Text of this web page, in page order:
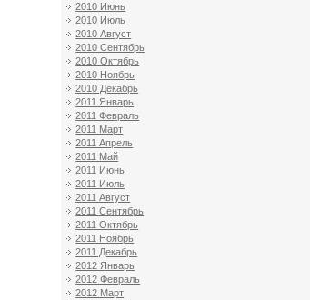
2010 Июнь
2010 Июль
2010 Август
2010 Сентябрь
2010 Октябрь
2010 Ноябрь
2010 Декабрь
2011 Январь
2011 Февраль
2011 Март
2011 Апрель
2011 Май
2011 Июнь
2011 Июль
2011 Август
2011 Сентябрь
2011 Октябрь
2011 Ноябрь
2011 Декабрь
2012 Январь
2012 Февраль
2012 Март